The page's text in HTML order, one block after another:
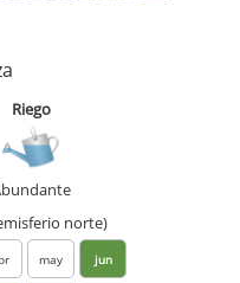
Riego
norte)
may jun